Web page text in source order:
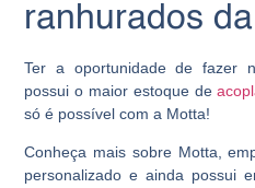
ranhurados
Ter a oportunidade de fazer
possui o maior estoque de
só é possível com a Motta!
Conheça mais sobre Motta,
personalizado e ainda possui